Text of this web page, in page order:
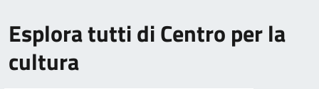
Esplora tutti di Centro per la
cultura